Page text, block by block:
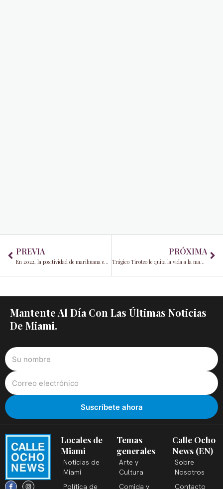
PREVIA
En 2022, la positividad de marihuana en la fuerza laboral de EE. UU. alcanzó un máximo de 25 años
PRÓXIMA
Trágico Tiroteo le quita la vida a la madre frente a sus 6 hijos
Mantente Al Día Con Las Últimas Noticias
De Miami.
F
I
X
Y
T
L
Locales de
Miami
Noticias de
Miami
Política de
Temas
generales
Arte y
Cultura
Comida y
Calle Ocho
News (EN)
Sobre
Nosotros
Contacto